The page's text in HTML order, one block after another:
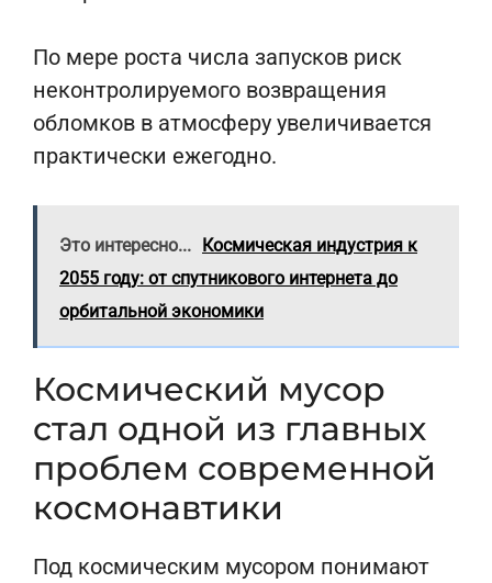
По мере роста числа запусков риск
неконтролируемого возвращения
обломков в атмосферу увеличивается
практически ежегодно.
Это интересно... Космическая индустрия к
2055 году: от спутникового интернета до
орбитальной экономики
Космический мусор
стал одной из главных
проблем современной
космонавтики
Под космическим мусором понимают